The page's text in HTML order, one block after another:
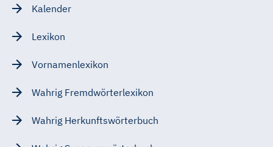
Kalender
Lexikon
Vornamenlexikon
Wahrig Fremdwörterlexikon
Wahrig Herkunftswörterbuch